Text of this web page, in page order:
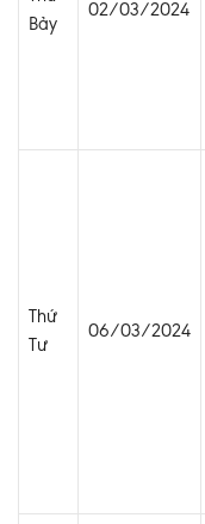
Bảy
02/03/2024
Thứ
Tư
06/03/2024